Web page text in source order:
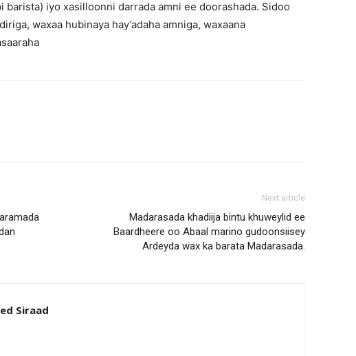
barista) iyo xasilloonni darrada amni ee doorashada. Sidoo
waxaa hubinaya hay’adaha amniga, waxaana
Next article
Madarasada khadiija bintu khuweylid ee
Baardheere oo Abaal marino gudoonsiisey
Ardeyda wax ka barata Madarasada.
Siraad